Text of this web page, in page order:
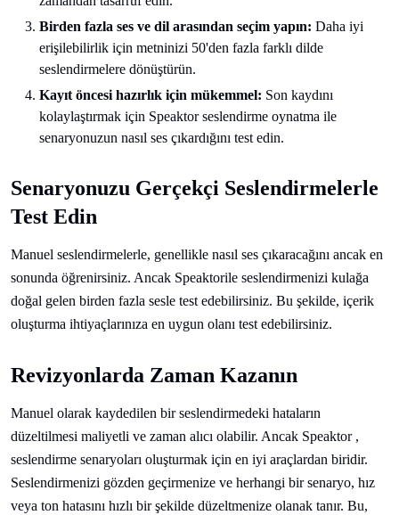
Birden fazla ses ve dil arasından seçim yapın: Daha iyi
erişilebilirlik için metninizi 50'den fazla farklı dilde
seslendirmelere dönüştürün.
Kayıt öncesi hazırlık için mükemmel: Son kaydını
kolaylaştırmak için Speaktor seslendirme oynatma ile
senaryonuzun nasıl ses çıkardığını test edin.
Senaryonuzu Gerçekçi Seslendirmelerle
Test Edin
Manuel seslendirmelerle, genellikle nasıl ses çıkaracağını ancak en
sonunda öğrenirsiniz. Ancak Speaktorile seslendirmenizi kulağa
doğal gelen birden fazla sesle test edebilirsiniz. Bu şekilde, içerik
oluşturma ihtiyaçlarınıza en uygun olanı test edebilirsiniz.
Revizyonlarda Zaman Kazanın
Manuel olarak kaydedilen bir seslendirmedeki hataların
düzeltilmesi maliyetli ve zaman alıcı olabilir. Ancak Speaktor ,
seslendirme senaryoları oluşturmak için en iyi araçlardan biridir.
Seslendirmenizi gözden geçirmenize ve herhangi bir senaryo, hız
veya ton hatasını hızlı bir şekilde düzeltmenize olanak tanır. Bu,